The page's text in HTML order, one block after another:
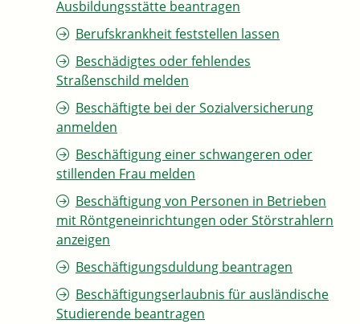
Ausbildungsstätte beantragen
Berufskrankheit feststellen lassen
Beschädigtes oder fehlendes
Straßenschild melden
Beschäftigte bei der Sozialversicherung
anmelden
Beschäftigung einer schwangeren oder
stillenden Frau melden
Beschäftigung von Personen in Betrieben
mit Röntgeneinrichtungen oder Störstrahlern
anzeigen
Beschäftigungsduldung beantragen
Beschäftigungserlaubnis für ausländische
Studierende beantragen